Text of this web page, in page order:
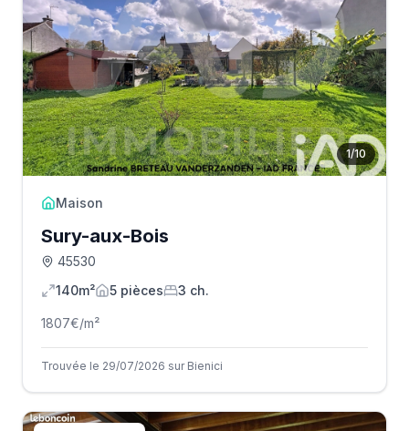
1/10
Maison
Sury-aux-Bois
45530
140m²
5 pièces 3 ch.
1807€/m²
Trouvée le 29/07/2026 sur Bienici